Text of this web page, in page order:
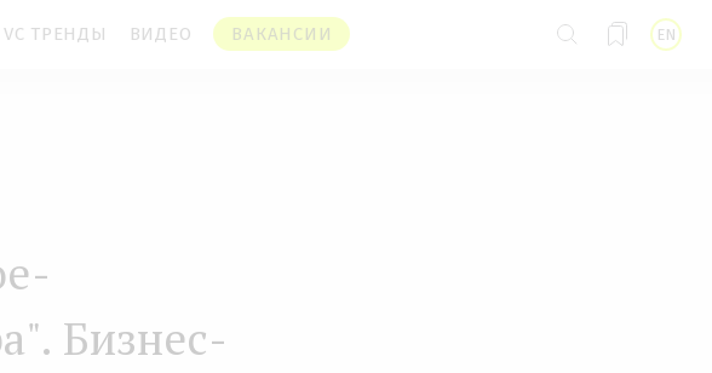
EN
VC ТРЕНДЫ ВИДЕО ВАКАНСИИ
-
Бизнес-